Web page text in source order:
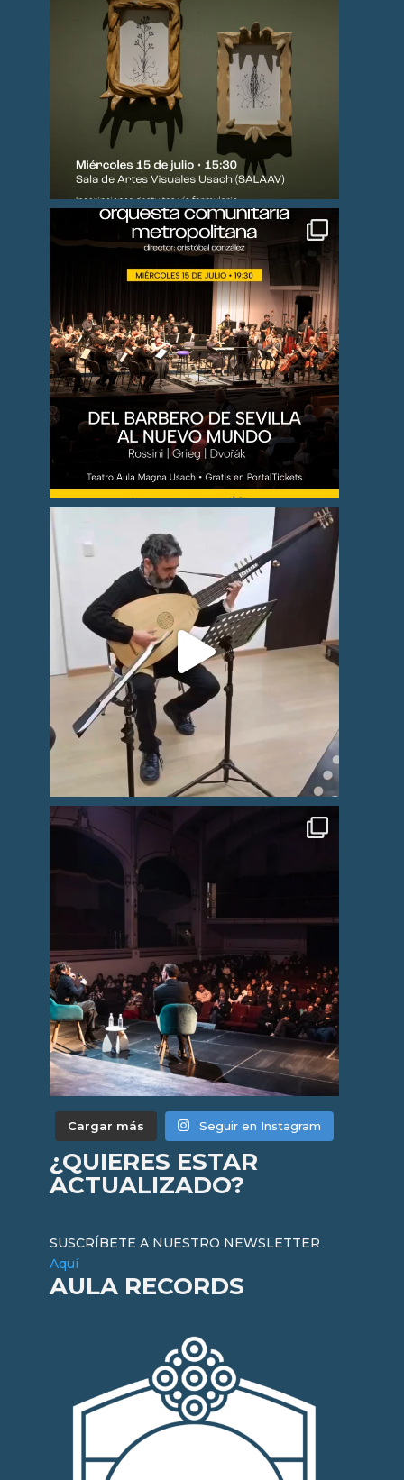
Cargar más Seguir en Instagram
¿QUIERES ESTAR
ACTUALIZADO?
SUSCRÍBETE A NUESTRO NEWSLETTER
Aquí
AULA RECORDS